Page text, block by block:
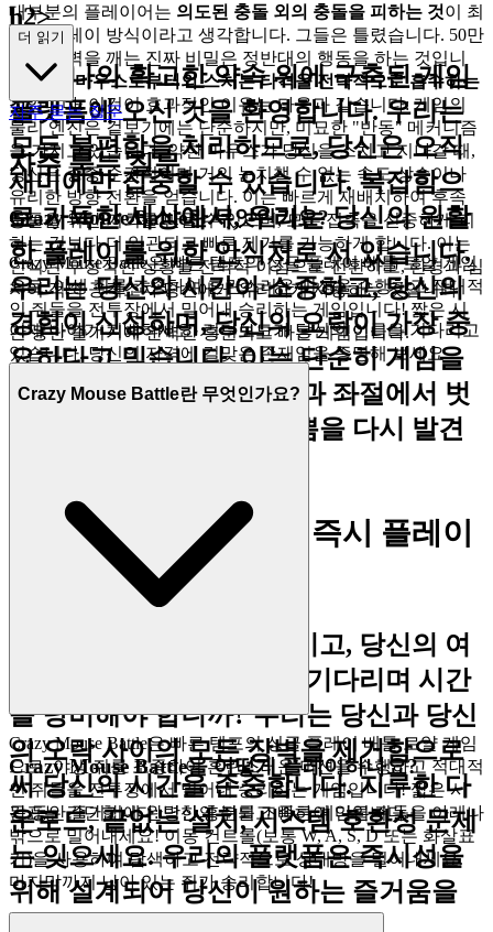
대부분의 플레이어는 의도된 충돌 외의 충돌을 피하는 것이 최
고의 플레이 방식이라고 생각합니다. 그들은 틀렸습니다. 50만
점의 장벽을 깨는 진짜 비밀은 정반대의 행동을 하는 것입니
다.약한 마우스로부터의 스치는 타격을 전략적으로 흡수하는
것입니다. 이것이 효과적인 이유는 다음과 같습니다: 게임의
물리 엔진은 겉보기에는 단순하지만, 미묘한 "반동" 메커니즘
을 가지고 있습니다. 약한 마우스가 당신을 스치고 지나갈 때,
당신은 종종 순간적이며 거의 눈치챌 수 없는 속도 상승이나
유리한 방향 전환을 얻습니다. 이는 빠르게 재배치하여 후속
충돌을 위한 기회를 만들 수 있으며, 모든 접촉을 신중하게 피
하는 것보다 더 일관되고 빠른 제거를 가능하게 합니다. 이는
인식된 부정적인 상황을 전략적 이점으로 전환하고, 환경과 심
지어 적의 공격조차 당신에게 유리하게 사용하는 것입니다.
이제 나아가 지배하세요. 리더보드가 당신의 이름을 기다리고
있습니다. 당신의 자격에 걸맞은 존재임을 증명해 보세요.
h2>
단 하나의 확고한 약속 위에 구축된 게임
플랫폼에 오신 것을 환영합니다. 우리는
모든 불편함을 처리하므로, 당신은 오직
재미에만 집중할 수 있습니다. 복잡함으
로 가득한 세상에서, 우리는 당신의 원활
한 플레이를 위한 안식처로 서 있습니다.
우리는 당신의 시간이 소중하고, 당신의
경험이 신성하며, 당신의 오락이 가장 중
요하다고 믿습니다. 이는 단순히 게임을
하는 것이 아니라, 산만함과 좌절에서 벗
어난 순수한 플레이의 기쁨을 다시 발견
1. 시간을 되찾으세요: 즉시 플레이
의 즐거움
현대 생활은 빠르게 움직이고, 당신의 여
유 시간은 보물입니다. 왜 기다리며 시간
을 낭비해야 합니까? 우리는 당신과 당신
의 오락 사이의 모든 장벽을 제거함으로
써 당신의 시간을 존중합니다. 지루한 다
운로드, 끝없는 설치, 시스템 호환성 문제
는 잊으세요. 우리의 플랫폼은 즉시성을
위해 설계되어 당신이 원하는 즐거움을
더 읽기
자주 묻는 질문
자주 묻는 질문
Crazy Mouse Battle란 무엇인가요?
Crazy Mouse Battle은 빠른 템포의 싱글 플레이 배틀 로얄 게임
으로, 야생 쥐를 조종하여 혼란스러운 미션을 수행하고 적대적
인 쥐들을 전투장에서 밀어내 승리하는 게임입니다! 짧은 시
간 동안 즐기기에 완벽한 흥분되고 빠른 게임입니다.
Crazy Mouse Battle란 무엇인가요?
Crazy Mouse Battle은 빠른 템포의 싱글 플레이 배틀 로얄 게임
으로, 야생 쥐를 조종하여 혼란스러운 미션을 수행하고 적대적
인 쥐들을 전투장에서 밀어내 승리하는 게임입니다! 짧은 시
간 동안 즐기기에 완벽한 흥분되고 빠른 게임입니다.
Crazy Mouse Battle을 어떻게 플레이하나요?
목표는 간단합니다: 당신의 쥐를 조종하여 다른 쥐들을 아레나
밖으로 밀어내세요! 이동 컨트롤(보통 W, A, S, D 또는 화살표
키)을 사용하여 탐색하고 전략적으로 상대방을 밀어내세요.
마지막까지 남아 있는 쥐가 승리합니다!